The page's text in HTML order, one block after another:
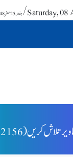
/ Saturday, 08
تصاویر تلاش کریں